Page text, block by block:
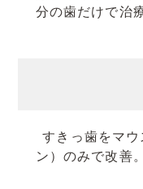
分の歯だけで治
すきっ歯をマ
ン）のみで改善